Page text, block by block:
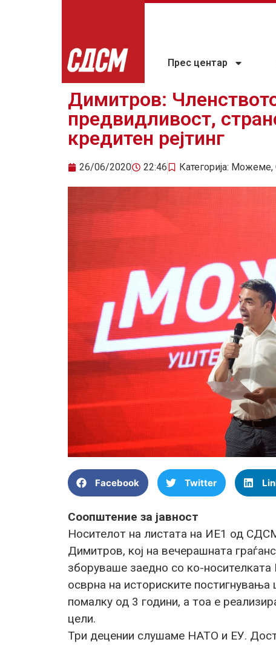
Прес центар
Димитров:
предвидливост,
кредитен рејтинг
26/06/2020 22:46 Категорија: Можеме,
Facebook Twitter
Соопштение за јавност
Носителот на листата на ИЕ1 од
Димитров, кој на вечерашната
зборуваше заедно со ко-
осврна на историските
помалку од 3 години, а тоа е
цели.
Три децении слушаме НАТО и ЕУ.